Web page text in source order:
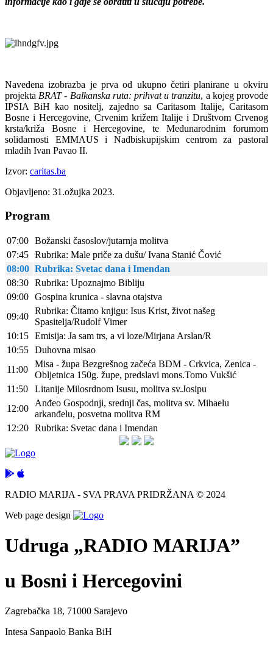
Navedena izobrazba je prva od ukupno četiri planirane u okviru
projekta BRAT - Balkanska ruta: prihvat u tranzitu, a kojeg provode
IPSIA BiH kao nositelj, zajedno sa Caritasom Italije, Caritasom
Bosne i Hercegovine, Crvenim križem Italije i Društvom Crvenog
krsta/križa Bosne i Hercegovine, te Međunarodnim forumom
solidarnosti EMMAUS i Nadbiskupijskim centrom za pastoral
mladih Ivan Pavao II.
Izvor: caritas.ba
Objavljeno: 31.ožujka 2023.
Program
07:00 Božanski časoslov/jutarnja molitva
07:45 Rubrika: Male priče za dušu/ Ivana Stanić Čović
08:00 Rubrika: Svetac dana i Imendan
08:30 Rubrika: Upoznajmo Bibliju
09:00 Gospina krunica - slavna otajstva
09:40
Rubrika: Čitamo knjigu: Isus Krist, život našeg
Spasitelja/Rudolf Vimer
10:15 Emisija: Ja sam trs, a vi loze/Mirjana Arslan/R
10:55 Duhovna misao
11:00
Misa - župa Bezgrešnog začeća BDM - Crkvica, Zenica -
Obljetnica 150g. župe, predslavi mons.Tomo Vukšić
11:50
Litanije Milosrdnom Isusu, molitva sv.Josipu
12:00
Anđeo Gospodnji, srednji čas, molitva sv. Mihaelu
arkanđelu, posvetna molitva RM
12:20 Rubrika: Svetac dana i Imendan
RADIO MARIJA - SVA PRAVA PRIDRŽANA © 2024
Web page design
Udruga „RADIO MARIJA”
u Bosni i Hercegovini
Zagrebačka 18, 71000 Sarajevo
Intesa Sanpaolo Banka BiH